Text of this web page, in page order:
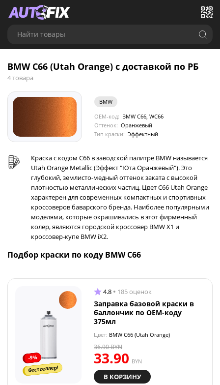
Найти товары
BMW C66 (Utah Orange) с доставкой по РБ
4 товара
BMW
OEM-код: BMW C66, WC66
Оттенок: Оранжевый
Тип краски: Эффектный
Краска с кодом C66 в заводской палитре BMW называется
Utah Orange Metallic (Эффект "Юта Оранжевый"). Это
глубокий, землисто-медный оттенок заката с высокой
плотностью металлических частиц. Цвет C66 Utah Orange
характерен для современных компактных и спортивных
кроссоверов баварского бренда. Наиболее популярными
моделями, которые окрашивались в этот фирменный
колер, являются городской кроссовер BMW X1 и
кроссовер-купе BMW iX2.
Подбор краски по коду BMW C66
-9%
бестселлер!
4.8 185 оценок
Заправка базовой краски в
баллончик по OEM-коду
375мл
Цвет: BMW C66 (Utah Orange)
33.90 BYN
36.90BYN
В КОРЗИНУ